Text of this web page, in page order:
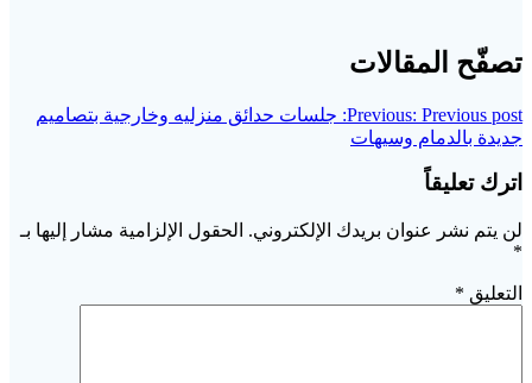
تصفّح المقالات
Previous: Previous post:
جلسات حدائق منزليه وخارجية بتصاميم
جديدة بالدمام وسيهات
اترك تعليقاً
لن يتم نشر عنوان بريدك الإلكتروني. الحقول الإلزامية مشار إليها بـ
*
التعليق *